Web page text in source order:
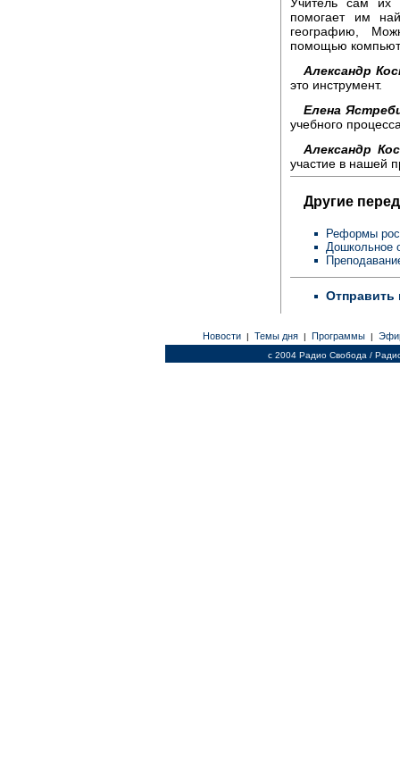
помогает им
географию,
помощью
Александр
это инструмент.
Елена
учебного
Александр
участие в нашей
Другие
Реформы
Дошкольное
Отправить
Новости | Темы дня | Программы |
c 2004 Радио Свобода /